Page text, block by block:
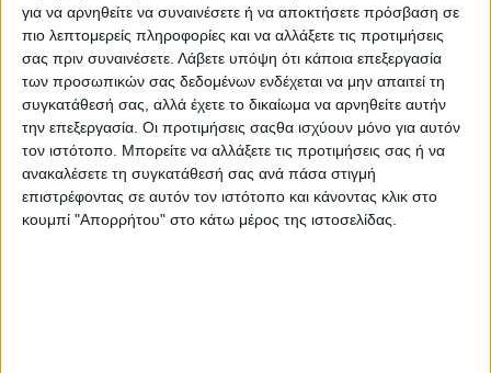
για να αρνηθείτε να συναινέσετε ή να αποκτήσετε πρόσβαση σε
πιο λεπτομερείς πληροφορίες και να αλλάξετε τις προτιμήσεις
σας πριν συναινέσετε. Λάβετε υπόψη ότι κάποια επεξεργασία
των προσωπικών σας δεδομένων ενδέχεται να μην απαιτεί τη
συγκατάθεσή σας, αλλά έχετε το δικαίωμα να αρνηθείτε αυτήν
την επεξεργασία. Οι προτιμήσεις σαςθα ισχύουν μόνο για αυτόν
τον ιστότοπο. Μπορείτε να αλλάξετε τις προτιμήσεις σας ή να
ανακαλέσετε τη συγκατάθεσή σας ανά πάσα στιγμή
επιστρέφοντας σε αυτόν τον ιστότοπο και κάνοντας κλικ στο
κουμπί "Απορρήτου" στο κάτω μέρος της ιστοσελίδας.
στο κιβώτιο για να βοηθήσει στο αυτόματο
φρενάρισμα.
Όπως αποκαλύπτεται στο σχέδιο που περιγράφει τη
στρατηγική του ACC, αυτή προβλέπει τρία βήματα
κατά σειρά. Το σύστημα έτσι κι αλλιώς επεμβαίνει
στον έλεγχο του γκαζιού και, καθώς αυτό κλείνει,
εφόσον χρειαστείέρχεται κατά σειρά η επέμβαση στο
πίσω φρένο (Tr) και μετά στο μπροστινό (Tf), ενώ το
νέο βήμα που προστίθεται είναι το κατέβασμα σχέσης